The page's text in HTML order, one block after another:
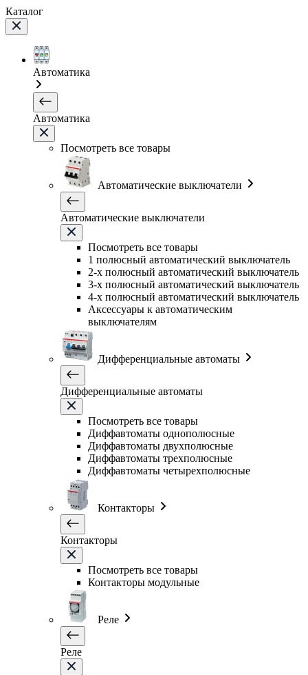
Каталог
Автоматика
Автоматика
Посмотреть все товары
Автоматические выключатели
Автоматические выключатели
Посмотреть все товары
1 полюсный автоматический выключатель
2-х полюсный автоматический выключатель
3-х полюсный автоматический выключатель
4-х полюсный автоматический выключатель
Аксессуары к автоматическим
выключателям
Дифференциальные автоматы
Дифференциальные автоматы
Посмотреть все товары
Диффавтоматы однополюсные
Диффавтоматы двухполюсные
Диффавтоматы трехполюсные
Диффавтоматы четырехполюсные
Контакторы
Контакторы
Посмотреть все товары
Контакторы модульные
Реле
Реле